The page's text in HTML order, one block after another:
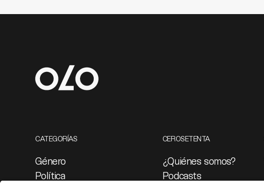
CATEGORÍAS
Género
Política
CEROSETENTA
¿Quiénes somos?
Podcasts